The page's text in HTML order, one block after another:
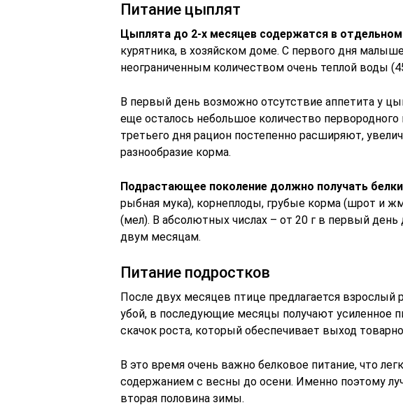
Питание цыплят
Цыплята до 2-х месяцев содержатся в
курятника, в хозяйском доме. С первого дня
неограниченным количеством очень теплой воды
В первый день возможно отсутствие аппетита у
еще осталось небольшое количество первородного
третьего дня рацион постепенно расширяют,
разнообразие корма.
Подрастающее поколение должно получать белки
рыбная мука), корнеплоды, грубые корма (шрот и
(мел). В абсолютных числах – от 20 г в первый день
двум месяцам.
Питание подростков
После двух месяцев птице предлагается взрослый
убой, в последующие месяцы получают усиленное
скачок роста, который обеспечивает выход
В это время очень важно белковое питание, что
содержанием с весны до осени. Именно поэтому
вторая половина зимы.